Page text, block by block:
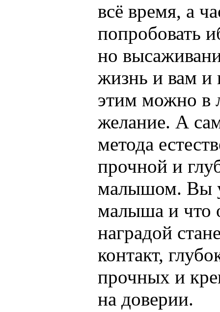
всё время, а
попробовать
но
жизнь и вам и
этим можно в
желание. А
метода
прочной и
малышом. Вы
малыша и что
наградой
контакт,
прочных и
на доверии.